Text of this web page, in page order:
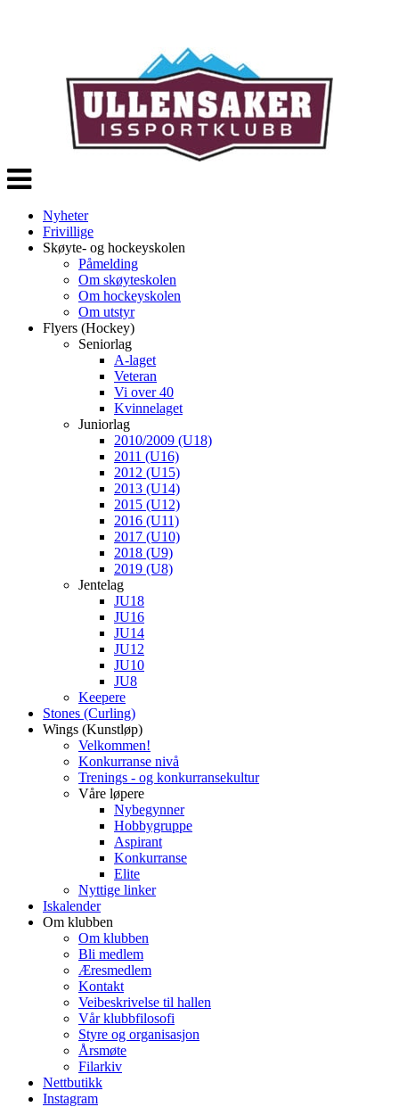
Veksle
navigasjon
Nyheter
Frivillige
Skøyte- og hockeyskolen
Påmelding
Om skøyteskolen
Om hockeyskolen
Om utstyr
Flyers (Hockey)
Seniorlag
A-laget
Veteran
Vi over 40
Kvinnelaget
Juniorlag
2010/2009 (U18)
2011 (U16)
2012 (U15)
2013 (U14)
2015 (U12)
2016 (U11)
2017 (U10)
2018 (U9)
2019 (U8)
Jentelag
JU18
JU16
JU14
JU12
JU10
JU8
Keepere
Stones (Curling)
Wings (Kunstløp)
Velkommen!
Konkurranse nivå
Trenings - og konkurransekultur
Våre løpere
Nybegynner
Hobbygruppe
Aspirant
Konkurranse
Elite
Nyttige linker
Iskalender
Om klubben
Om klubben
Bli medlem
Æresmedlem
Kontakt
Veibeskrivelse til hallen
Vår klubbfilosofi
Styre og organisasjon
Årsmøte
Filarkiv
Nettbutikk
Instagram